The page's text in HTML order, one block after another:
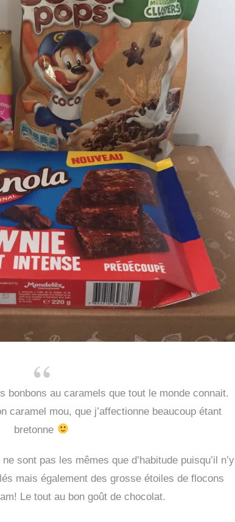
bonbons au caramels que tout le monde connait.
caramel mou, que j’affectionne beaucoup étant
bretonne
sont pas les mêmes que d’habitude puisqu’il n’y
mais également des grosse étoiles de flocons
Le tout au bon goût de chocolat.